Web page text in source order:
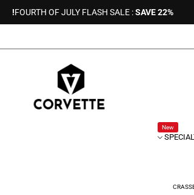
FOURTH OF JULY FLASH SALE :SAVE 22%!
New